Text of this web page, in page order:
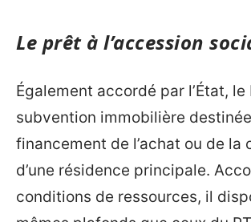
Le prêt à l’accession
Également accordé par l’État, le
subvention immobilière
financement de l’achat ou de la
d’une résidence principale.
conditions de ressources, il